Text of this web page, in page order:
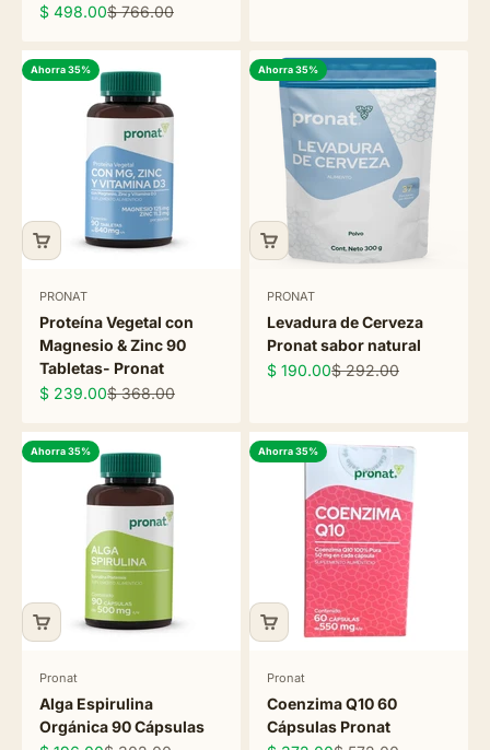
Precio de oferta
$ 498.00Precio normal
$ 766.00
Ahorra 35%
PRONAT
Proteína Vegetal con
Magnesio & Zinc 90
Tabletas- Pronat
Precio de oferta
$ 239.00Precio normal
$ 368.00
Ahorra 35%
PRONAT
Levadura de Cerveza
Pronat sabor natural
Precio de oferta
$ 190.00Precio normal
$ 292.00
Ahorra 35%
Pronat
Alga Espirulina
Orgánica 90 Cápsulas
Ahorra 35%
Pronat
Coenzima Q10 60
Cápsulas Pronat